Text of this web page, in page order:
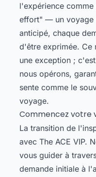
l'expérience
effort" — un voyage
anticipé, chaque
d'être exprimée. Ce
une exception ;
nous opérons,
sente comme le
voyage.
Commencez votre
La transition de
avec The ACE VIP.
vous guider à
demande initiale à